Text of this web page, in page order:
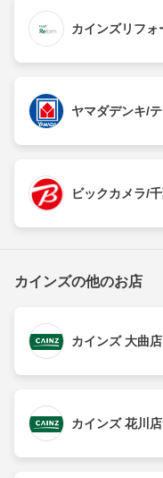
カインズリフ
ヤマダデンキ/
ビックカメラ/
カインズの他のお店
カインズ 大曲店
カインズ 花川店